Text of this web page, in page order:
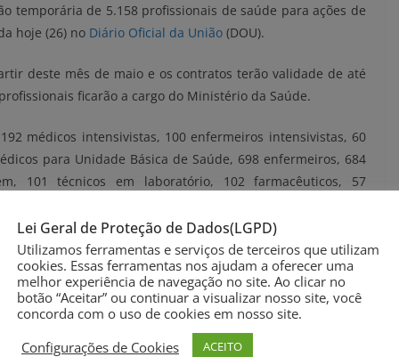
temporária de 5.158 profissionais de saúde para ações de
hoje (26) no Diário Oficial da União (DOU).
deste mês de maio e os contratos terão validade de até
ficarão a cargo do Ministério da Saúde.
médicos intensivistas, 100 enfermeiros intensivistas, 60
para Unidade Básica de Saúde, 698 enfermeiros, 684
101 técnicos em laboratório, 102 farmacêuticos, 57
100 psicólogos.
também na edição desta terça-feira doDOU, uma Medida
de R$ 338,2 milhões em favor do Ministério da Saúde.
R$ 28,720 bilhões para o Ministério da Cidadania para
a pessoas em situação de vulnerabilidade, devido à
Lei Geral de Proteção de Dados(LGPD)
Utilizamos ferramentas e serviços de terceiros que utilizam
cookies. Essas ferramentas nos ajudam a oferecer uma
melhor experiência de navegação no site. Ao clicar no
botão “Aceitar” ou continuar a visualizar nosso site, você
concorda com o uso de cookies em nosso site.
Configurações de Cookies
ACEITO